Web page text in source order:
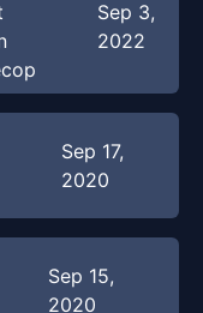
Sep 3,
2022
Sep 17,
2020
Sep 15,
2020